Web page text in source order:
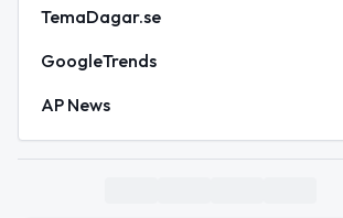
TemaDagar.se
GoogleTrends
AP News